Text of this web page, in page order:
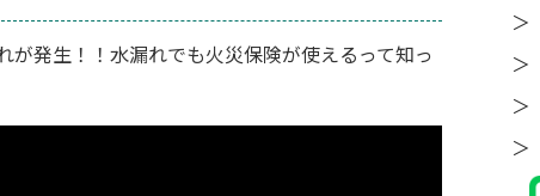
が発生！！水漏れでも火災保険が使えるって知っ